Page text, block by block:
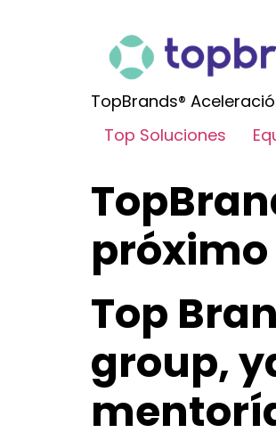
TopBrands®
Top Soluciones
Top
group,